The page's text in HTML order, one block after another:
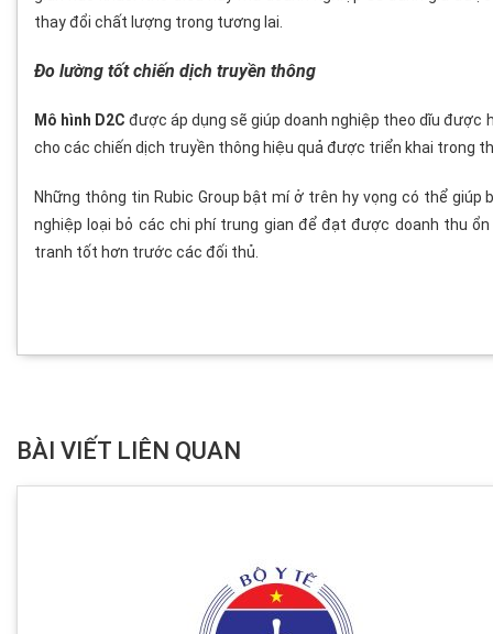
thay đổi chất lượng trong tương lai.
Đo lường tốt chiến dịch truyền thông
Mô hình D2C được áp dụng sẽ giúp doanh nghiệp theo dĩu được
cho các chiến dịch truyền thông hiệu quả được triển khai trong
Những thông tin Rubic Group bật mí ở trên hy vọng có thể giúp
nghiệp loại bỏ các chi phí trung gian để đạt được doanh thu
tranh tốt hơn trước các đối thủ.
BÀI VIẾT LIÊN QUAN